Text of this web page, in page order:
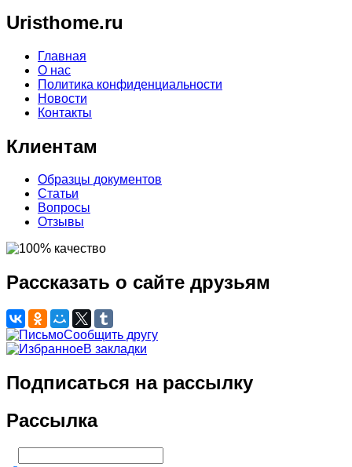
Uristhome.ru
Главная
О нас
Политика конфиденциальности
Новости
Контакты
Клиентам
Образцы документов
Статьи
Вопросы
Отзывы
Рассказать о сайте друзьям
Сообщить другу
В закладки
Подписаться на рассылку
Рассылка